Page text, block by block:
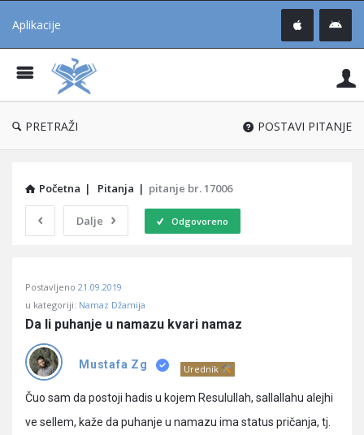
Aplikacije
®
PRETRAŽI POSTAVI PITANJE
Početna | Pitanja | pitanje br. 17006
Dalje Odgovoreno
Učene
Latest
Pitanja
Postavljeno 21.09.2019
u kategoriji: Namaz Džamija
Da li puhanje u namazu kvari namaz
Mustafa Zg Urednik
Čuo sam da postoji hadis u kojem Resulullah, sallallahu alejhi
ve sellem, kaže da puhanje u namazu ima status pričanja, tj.